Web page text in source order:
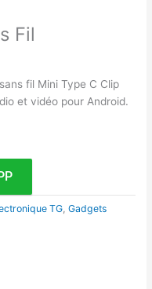
Fil
fil Mini Type C Clip
et vidéo pour Android.
TG,Gadgets